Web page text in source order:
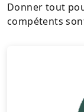
Donner tout
compétents